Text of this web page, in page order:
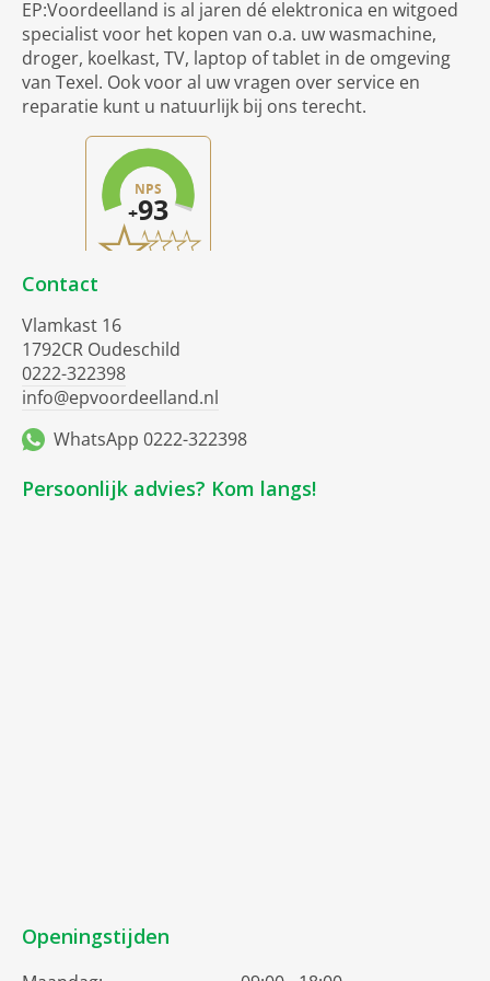
EP:Voordeelland is al jaren dé elektronica en witgoed
specialist voor het kopen van o.a. uw wasmachine,
droger, koelkast, TV, laptop of tablet in de omgeving
van Texel. Ook voor al uw vragen over service en
reparatie kunt u natuurlijk bij ons terecht.
Contact
Vlamkast 16
1792CR Oudeschild
0222-322398
info@epvoordeelland.nl
WhatsApp 0222-322398
Persoonlijk advies? Kom langs!
Openingstijden